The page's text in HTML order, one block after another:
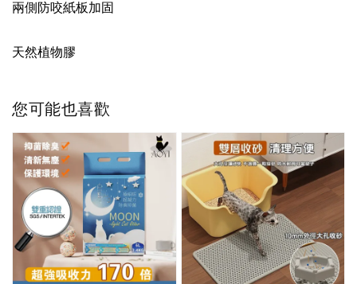
兩側防咬紙板加固
天然植物膠
您可能也喜歡